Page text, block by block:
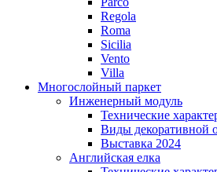
Regola
Roma
Sicilia
Vento
Villa
Многослойный паркет
Инженерный модуль
Технические
Виды декоративной
Выставка 2024
Английская елка